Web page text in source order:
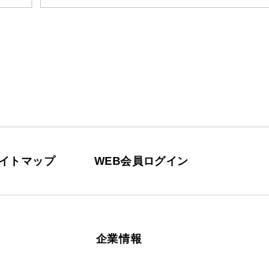
トマップ WEB会員ログイン
企業情報